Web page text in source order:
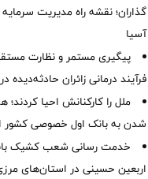
گذاران؛ نقشه راه مدیریت
آسیا
پیگیری مستمر و نظارت
فرآیند درمانی زائران حادثه‌دیده
ملل را کارکنانش احیا
شدن به بانک اول خصوصی
خدمت رسانی شعب کشیک
اربعین حسینی در استان‌‌های